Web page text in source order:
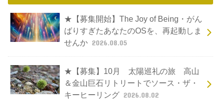
★【募集開始】The Joy of Being・がん
ばりすぎたあなたのOSを、再起動しま
せんか 2026.08.05
★【募集】10月 太陽巡礼の旅 高山
＆金山巨石リトリートでソース・ザ・
キーヒーリング 2026.08.02